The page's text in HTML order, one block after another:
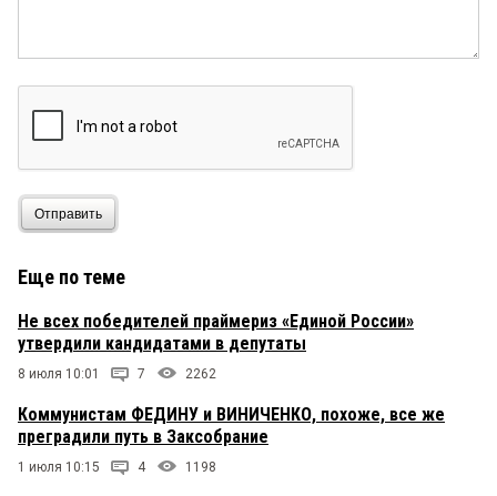
Отправить
Еще по теме
Не всех победителей праймериз «Единой России»
утвердили кандидатами в депутаты
8 июля 10:01 7 2262
Коммунистам ФЕДИНУ и ВИНИЧЕНКО, похоже, все же
преградили путь в Заксобрание
1 июля 10:15 4 1198